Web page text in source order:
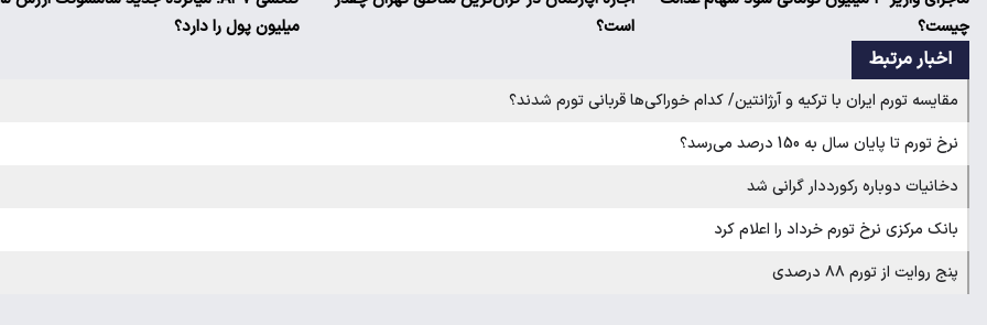
چیست؟
است؟
میلیون پول را دارد؟
اخبار مرتبط
مقایسه تورم ایران با ترکیه و آرژانتین/ کدام خوراکی‌ها قربانی تورم شدند؟
نرخ تورم تا پایان سال به 150 درصد می‌رسد؟
دخانیات دوباره رکورددار گرانی شد
بانک مرکزی نرخ تورم خرداد را اعلام کرد
پنج روایت از تورم ۸۸ درصدی